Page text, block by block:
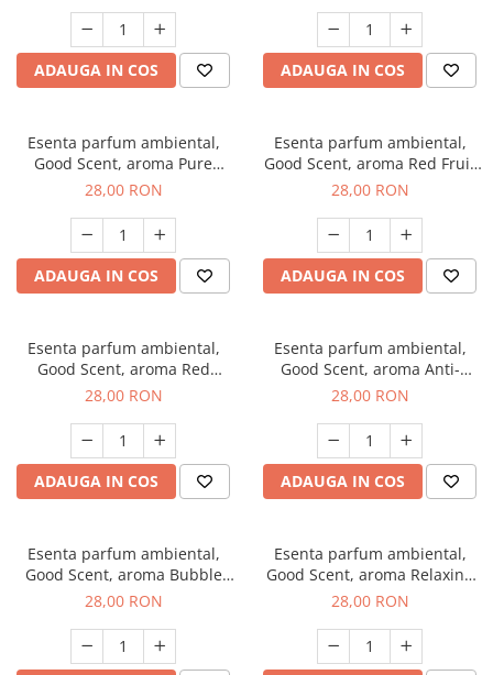
ADAUGA IN COS ADAUGA IN COS
Esenta parfum ambiental,
Good Scent, aroma Pure
White Musc, 20 g
28,00 RON
ADAUGA IN COS
Esenta parfum ambiental,
Good Scent, aroma Red Fruit
Bubble, 20 g
28,00 RON
ADAUGA IN COS
Esenta parfum ambiental,
Good Scent, aroma Red
Grapes, 20 g
28,00 RON
ADAUGA IN COS
Esenta parfum ambiental,
Good Scent, aroma Anti-
Tobacco, 20 g
28,00 RON
ADAUGA IN COS
Esenta parfum ambiental,
Good Scent, aroma Bubble
Gum, 20 g
28,00 RON
Esenta parfum ambiental,
Good Scent, aroma Relaxing
Lavender, 20 g
28,00 RON